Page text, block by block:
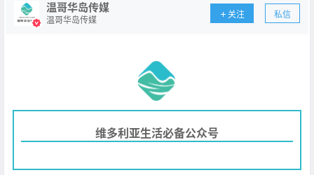
温哥华岛传媒
温哥华岛传媒
关注 私信
维多利亚生活必备公众号